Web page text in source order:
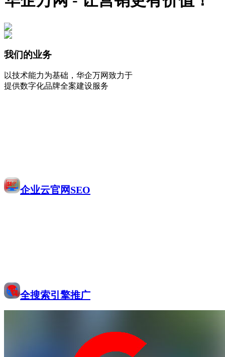
我们的业务
以技术能力为基础，华企万网致力于
提供数字化品牌全案建设服务
企业云官网SEO
全搜索引擎推广